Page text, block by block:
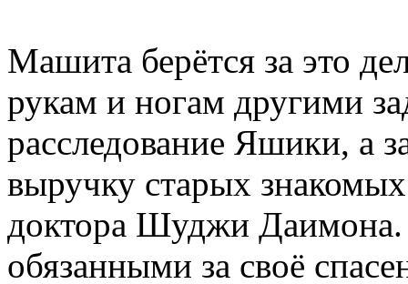
Машита берётся за это
рукам и ногам другими
расследование Яшики, а
выручку старых
доктора Шуджи Даимона.
обязанными за своё